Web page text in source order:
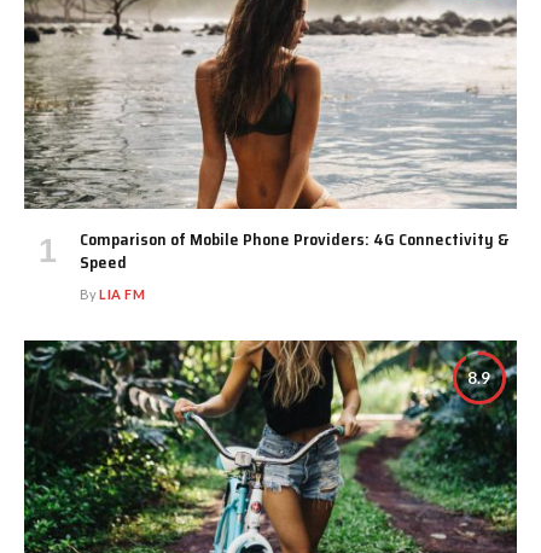
Comparison of Mobile Phone Providers: 4G Connectivity &
Speed
ByLIA FM
8.9